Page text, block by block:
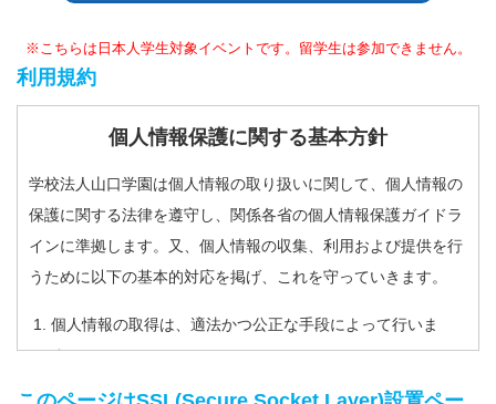
※こちらは日本人学生対象イベントです。留学生は参加できません。
利用規約
個人情報保護に関する基本方針
学校法人山口学園は個人情報の取り扱いに関して、個人情報の
保護に関する法律を遵守し、関係各省の個人情報保護ガイドラ
インに準拠します。又、個人情報の収集、利用および提供を行
うために以下の基本的対応を掲げ、これを守っていきます。
個人情報の取得は、適法かつ公正な手段によって行いま
す。
取得する個人情報の利用目的は通知又は公表し、利用目